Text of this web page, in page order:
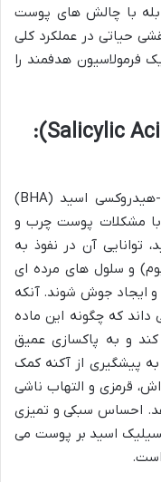
با چالش های پوست
حیاتی در عملکرد کلی
فرمولاسیون هدفمند را
سالیسیلیک اسید (Salicylic Acid – BHA):
سالیسیلیک اسید، که به عنوان یک بتا-هیدروکسی اسید (BHA)
با مشکلات پوست چرب و
توانایی آن در نفوذ به
و سلول های مرده ای
و ایجاد جوش شوند. آنکه
که چگونه این ماده
و به پاکسازی عمیق
پیشگیری از آکنه کمک
قرمزی و التهاب ناشی
احساس سبکی و تمیزی
اسید بر پوست می
است.